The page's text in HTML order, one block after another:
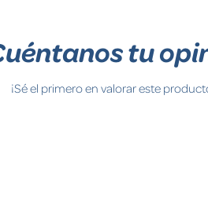
tu
¡Sé el primero en valorar este